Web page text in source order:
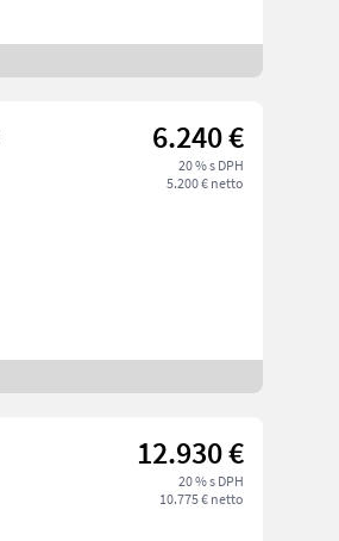
6.240 €
20 % s DPH
5.200 € netto
12.930 €
20 % s DPH
10.775 € netto